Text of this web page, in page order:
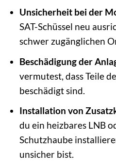
Unsicherheit bei der
SAT-Schüssel neu
schwer zugänglichen
Beschädigung der
vermutest, dass Teile
beschädigt sind.
Installation von
du ein heizbares LNB
Schutzhaube
unsicher bist.